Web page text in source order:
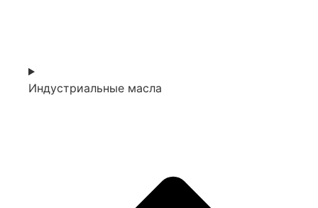
Индустриальные масла